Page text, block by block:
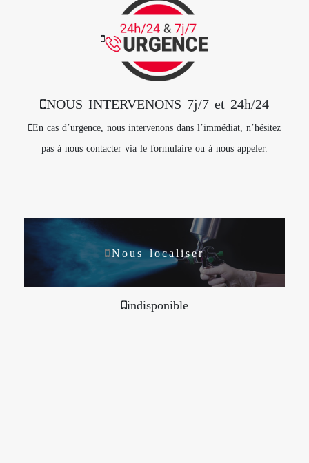
NOUS INTERVENONS 7j/7 et 24h/24
En cas d’urgence, nous intervenons dans l’immédiat, n’hésitez
pas à nous contacter via le formulaire ou à nous appeler.
Nous localiser
indisponible